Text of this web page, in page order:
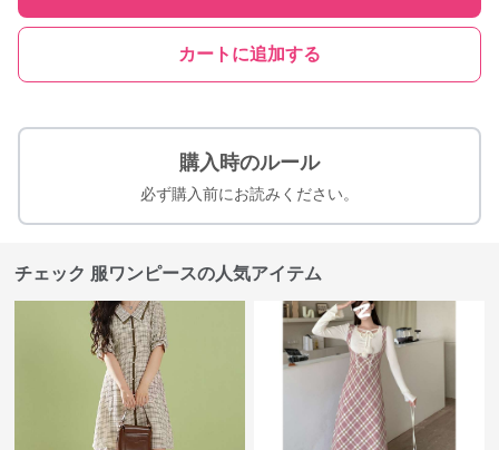
カートに追加する
購入時のルール
必ず購入前にお読みください。
チェック 服ワンピースの人気アイテム